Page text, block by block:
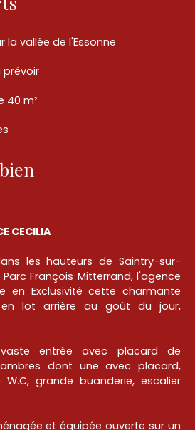
la vallée de l'Essonne
prévoir
40 m²
CECILIA
les hauteurs de Saintry-sur-
François Mitterrand, l'agence
en Exclusivité cette charmante
en lot arrière au goût du jour,
entrée avec placard de
dont une avec placard,
grande buanderie, escalier
et équipée ouverte sur un